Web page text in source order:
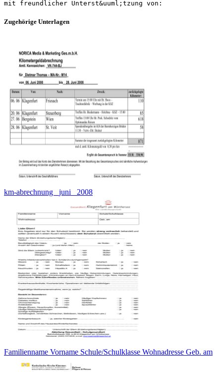
Zugehörige Unterlagen
km-abrechnung _juni_ 2008
Familienname Vorname Schule/Schulklasse Wohnadresse Geb. am